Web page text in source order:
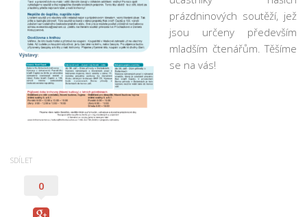
Pobočka Turnov II
Pobočka Mašov
Půjčovní doba
Služby
Základní služby
prázdninových soutěží, jež
jsou určeny především
mladším čtenářům. Těšíme
se na vás!
SDÍLET
0